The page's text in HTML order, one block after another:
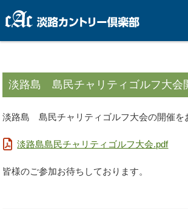
淡路島 島民チャリティゴルフ大会
淡路島 島民チャリティゴルフ大会の開催を
淡路島島民チャリティゴルフ大会.pdf
皆様のご参加お待ちしております。